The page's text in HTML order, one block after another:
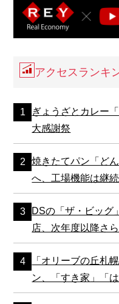
アクセスランキ
ぎょうざとカレー
大感謝祭
焼きたてパン「ど
へ、工場機能は継続
DSの「ザ・ビッグ
店、次年度以降さ
「オリーブの丘札
ン、「すき家」「